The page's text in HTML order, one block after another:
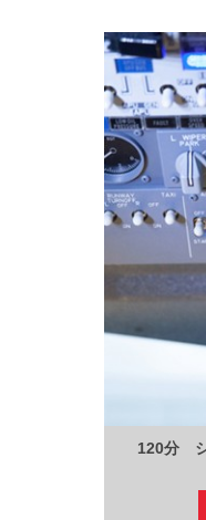
120分